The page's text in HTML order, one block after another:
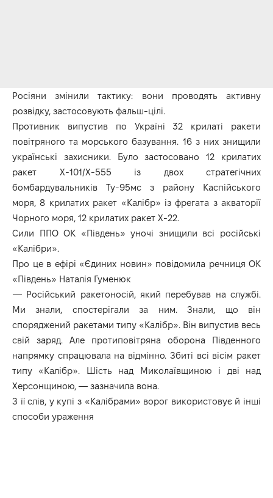
Росіяни змінили тактику: вони проводять активну
розвідку, застосовують фальш-цілі.
Противник випустив по Україні 32 крилаті ракети
повітряного та морського базування. 16 з них знищили
українські захисники. Було застосовано 12 крилатих
ракет Х-101/Х-555 із двох стратегічних
бомбардувальників Ту-95мс з району Каспійського
моря, 8 крилатих ракет «Калібр» із фрегата з акваторії
Чорного моря, 12 крилатих ракет Х-22.
Сили ППО ОК «Південь» уночі знищили всі російські
«Калібри».
Про це в ефірі «Єдиних новин» повідомила речниця ОК
«Південь» Наталія Гуменюк
— Російський ракетоносій, який перебував на службі.
Ми знали, спостерігали за ним. Знали, що він
споряджений ракетами типу «Калібр». Він випустив весь
свій заряд. Але протиповітряна оборона Південного
напрямку спрацювала на відмінно. Збиті всі вісім ракет
типу «Калібр». Шість над Миколаївщиною і дві над
Херсонщиною, — зазначила вона.
З її слів, у купі з «Калібрами» ворог використовує й інші
способи ураження